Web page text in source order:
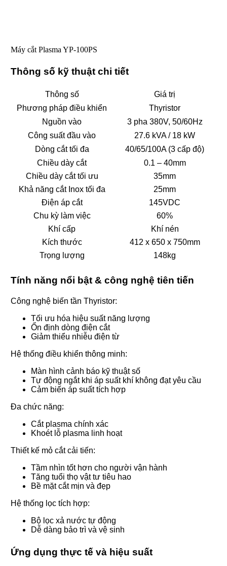
Máy cắt Plasma YP-100PS
Thông số kỹ thuật chi tiết
Thông số
Giá trị
Phương pháp điều khiển
Thyristor
Nguồn vào
3 pha 380V, 50/60Hz
Công suất đầu vào
27.6 kVA / 18 kW
Dòng cắt tối đa
40/65/100A (3 cấp độ)
Chiều dày cắt
0.1 – 40mm
Chiều dày cắt tối ưu
35mm
Khả năng cắt Inox tối đa
25mm
Điện áp cắt
145VDC
Chu kỳ làm việc
60%
Khí cấp
Khí nén
Kích thước
412 x 650 x 750mm
Trọng lượng
148kg
Tính năng nổi bật & công nghệ tiên tiến
Công nghệ biến tần Thyristor:
Tối ưu hóa hiệu suất năng lượng
Ổn định dòng điện cắt
Giảm thiểu nhiễu điện từ
Hệ thống điều khiển thông minh:
Màn hình cảnh báo kỹ thuật số
Tự động ngắt khi áp suất khí không đạt yêu cầu
Cảm biến áp suất tích hợp
Đa chức năng:
Cắt plasma chính xác
Khoét lỗ plasma linh hoạt
Thiết kế mỏ cắt cải tiến:
Tầm nhìn tốt hơn cho người vận hành
Tăng tuổi thọ vật tư tiêu hao
Bề mặt cắt mịn và đẹp
Hệ thống lọc tích hợp:
Bộ lọc xả nước tự động
Dễ dàng bảo trì và vệ sinh
Ứng dụng thực tế và hiệu suất